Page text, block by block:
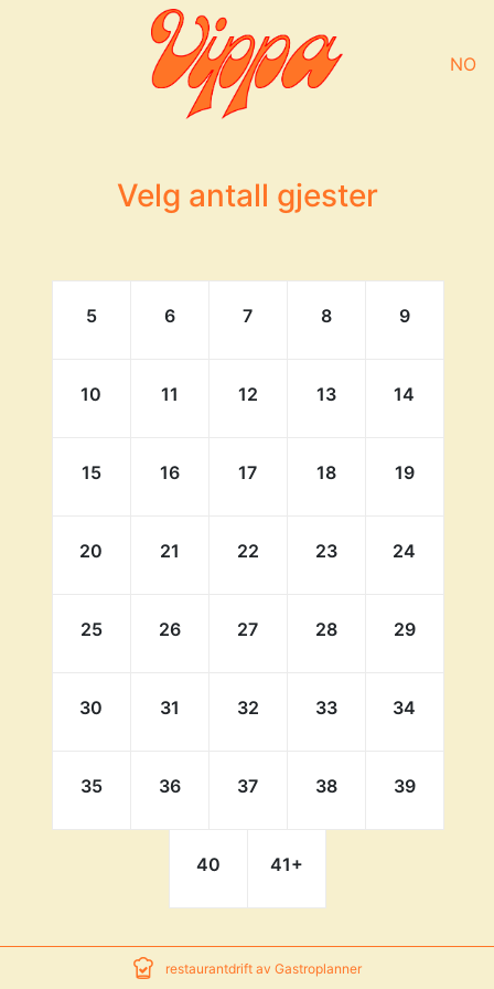
NO
Velg antall gjester
5 6 7 8 9
10 11 12 13 14
15 16 17 18 19
20 21 22 23 24
25 26 27 28 29
30 31 32 33 34
35 36 37 38 39
40 41+
restaurantdrift av Gastroplanner